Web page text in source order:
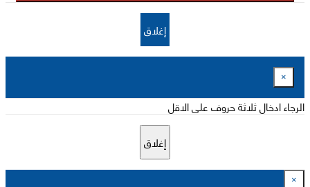
إغلاق
×
الرجاء ادخال ثلاثة حروف على الاقل
إغلاق
×